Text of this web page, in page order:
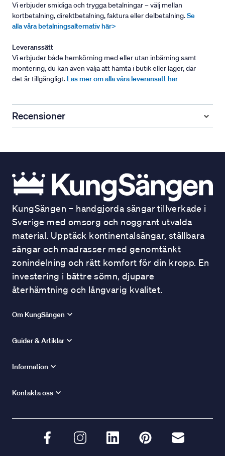
Vi erbjuder smidiga och trygga betalningar – välj mellan
kortbetalning, direktbetalning, faktura eller delbetalning.Se
alla våra betalningsalternativ här>
Leveranssätt
Vi erbjuder både hemkörning med eller utan inbärning samt
montering, du kan även välja att hämta i butik eller lager, där
det är tillgängligt. Läs mer om alla våra leveransätt här
Recensioner
KungSängen – handgjorda sängar tillverkade i
Sverige med omsorg och noggrant utvalda
material. Upptäck kontinentalsängar, ställbara
sängar och madrasser med genomtänkt
zonindelning och rätt komfort för din kropp. En
investering i bättre sömn, djupare
återhämtning och långvarig kvalitet.
Om KungSängen
Guider & Artiklar
Information
Kontakta oss